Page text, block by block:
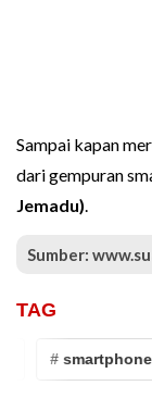
Sampai kapan
dari gempuran
Jemadu).
Sumber:
TAG
# smartphone